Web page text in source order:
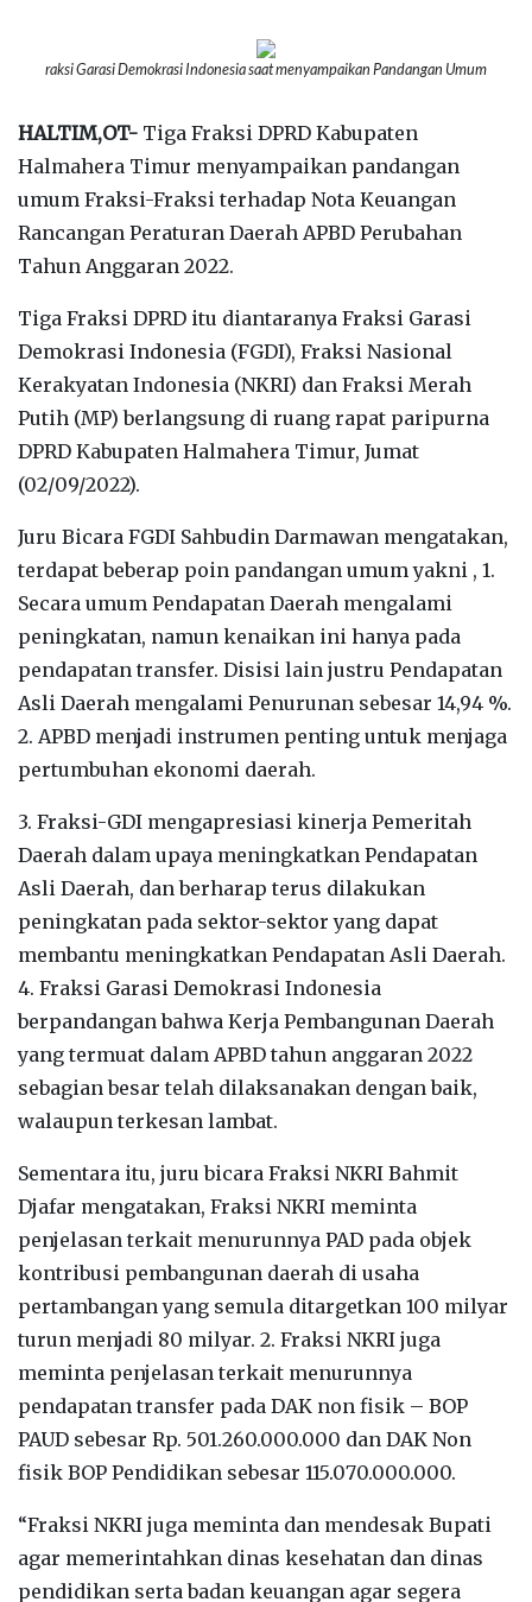
raksi Garasi Demokrasi Indonesia saat menyampaikan Pandangan Umum
HALTIM,OT- Tiga Fraksi DPRD Kabupaten
Halmahera Timur menyampaikan pandangan
umum Fraksi-Fraksi terhadap Nota Keuangan
Rancangan Peraturan Daerah APBD Perubahan
Tahun Anggaran 2022.
Tiga Fraksi DPRD itu diantaranya Fraksi Garasi
Demokrasi Indonesia (FGDI), Fraksi Nasional
Kerakyatan Indonesia (NKRI) dan Fraksi Merah
Putih (MP) berlangsung di ruang rapat paripurna
DPRD Kabupaten Halmahera Timur, Jumat
(02/09/2022).
Juru Bicara FGDI Sahbudin Darmawan mengatakan,
terdapat beberap poin pandangan umum yakni , 1.
Secara umum Pendapatan Daerah mengalami
peningkatan, namun kenaikan ini hanya pada
pendapatan transfer. Disisi lain justru Pendapatan
Asli Daerah mengalami Penurunan sebesar 14,94 %.
2. APBD menjadi instrumen penting untuk menjaga
pertumbuhan ekonomi daerah.
3. Fraksi-GDI mengapresiasi kinerja Pemeritah
Daerah dalam upaya meningkatkan Pendapatan
Asli Daerah, dan berharap terus dilakukan
peningkatan pada sektor-sektor yang dapat
membantu meningkatkan Pendapatan Asli Daerah.
4. Fraksi Garasi Demokrasi Indonesia
berpandangan bahwa Kerja Pembangunan Daerah
yang termuat dalam APBD tahun anggaran 2022
sebagian besar telah dilaksanakan dengan baik,
walaupun terkesan lambat.
Sementara itu, juru bicara Fraksi NKRI Bahmit
Djafar mengatakan, Fraksi NKRI meminta
penjelasan terkait menurunnya PAD pada objek
kontribusi pembangunan daerah di usaha
pertambangan yang semula ditargetkan 100 milyar
turun menjadi 80 milyar. 2. Fraksi NKRI juga
meminta penjelasan terkait menurunnya
pendapatan transfer pada DAK non fisik – BOP
PAUD sebesar Rp. 501.260.000.000 dan DAK Non
fisik BOP Pendidikan sebesar 115.070.000.000.
“Fraksi NKRI juga meminta dan mendesak Bupati
agar memerintahkan dinas kesehatan dan dinas
pendidikan serta badan keuangan agar segera